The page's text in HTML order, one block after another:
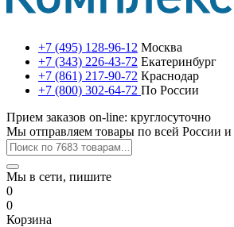
+7 (495) 128-96-12 Москва
+7 (343) 226-43-72 Екатеринбург
+7 (861) 217-90-72 Краснодар
+7 (800) 302-64-72 По России
Прием заказов on-line: круглосуточно
Мы отправляем товары по всей России
Мы в сети, пишите
0
0
Корзина